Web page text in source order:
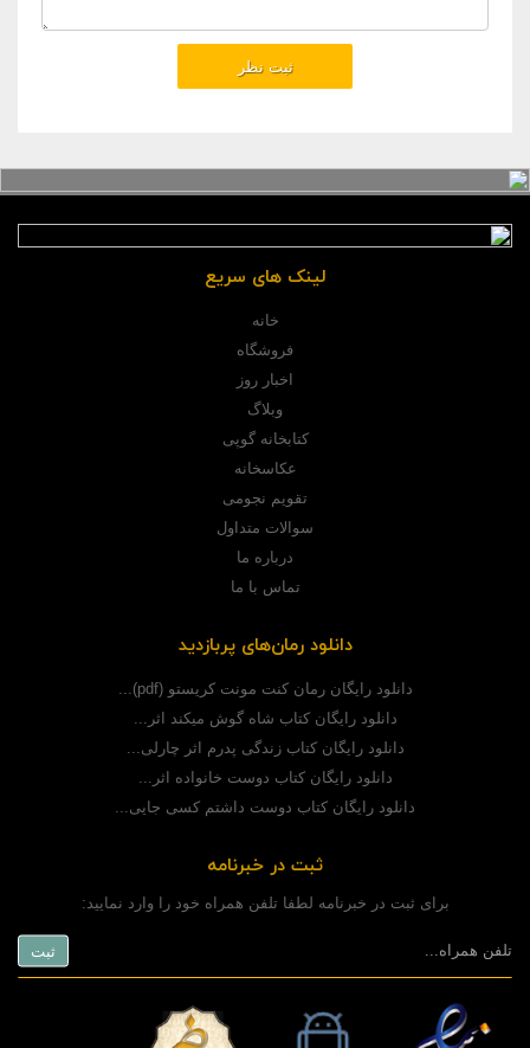
لینک های سریع
خانه
فروشگاه
اخبار روز
وبلاگ
کتابخانه گوپی
عکاسخانه
تقویم نجومی
سوالات متداول
درباره ما
تماس با ما
دانلود رمان‌های پربازدید
دانلود رایگان رمان کنت مونت کریستو (pdf)...
دانلود رایگان کتاب شاه گوش میکند اثر...
دانلود رایگان کتاب زندگی پدرم اثر چارلی...
دانلود رایگان کتاب دوست خانواده اثر...
دانلود رایگان کتاب دوست داشتم کسی جایی...
ثبت در خبرنامه
برای ثبت در خبرنامه لطفا تلفن همراه خود را وارد نمایید: